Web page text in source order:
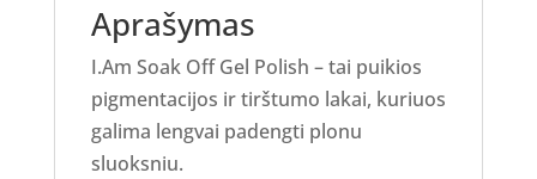
Aprašymas
I.Am Soak Off Gel Polish – tai puikios
pigmentacijos ir tirštumo lakai, kuriuos
galima lengvai padengti plonu
sluoksniu.